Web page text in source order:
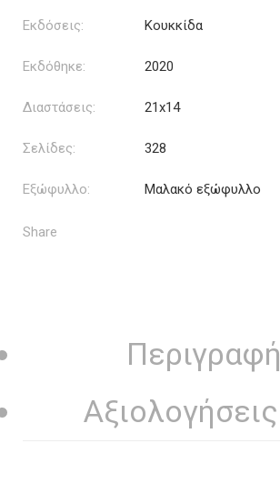
Εκδόσεις: Κουκκίδα
Εκδόθηκε: 2020
Διαστάσεις: 21x14
Σελίδες: 328
Εξώφυλλο: Μαλακό εξώφυλλο
Share
Περιγραφή